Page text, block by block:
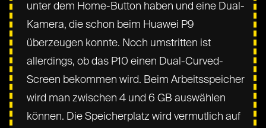
unter dem Home-Button haben und eine Dual-
Kamera, die schon beim Huawei P9
überzeugen konnte. Noch umstritten ist
allerdings, ob das P10 einen Dual-Curved-
Screen bekommen wird. Beim Arbeitsspeicher
wird man zwischen 4 und 6 GB auswählen
können. Die Speicherplatz wird vermutlich auf